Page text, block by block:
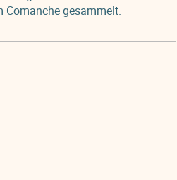
Comanche gesammelt.